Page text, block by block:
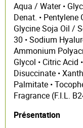
Aqua / Water •
Denat. • Pentylene
Glycine Soja Oil /
30 • Sodium
Ammonium
Glycol • Citric Acid
Disuccinate •
Palmitate •
Fragrance (F.I.L.
Présentation